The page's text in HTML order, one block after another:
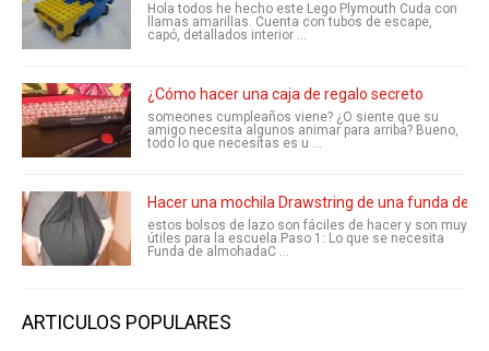
Hola todos he hecho este Lego Plymouth Cuda con
llamas amarillas. Cuenta con tubos de escape,
capó, detallados interior ...
¿Cómo hacer una caja de regalo secreto
someones cumpleaños viene? ¿O siente que su
amigo necesita algunos animar para arriba? Bueno,
todo lo que necesitas es u ...
Hacer una mochila Drawstring de una funda de
estos bolsos de lazo son fáciles de hacer y son muy
útiles para la escuela.Paso 1: Lo que se necesita
Funda de almohadaC ...
ARTICULOS POPULARES